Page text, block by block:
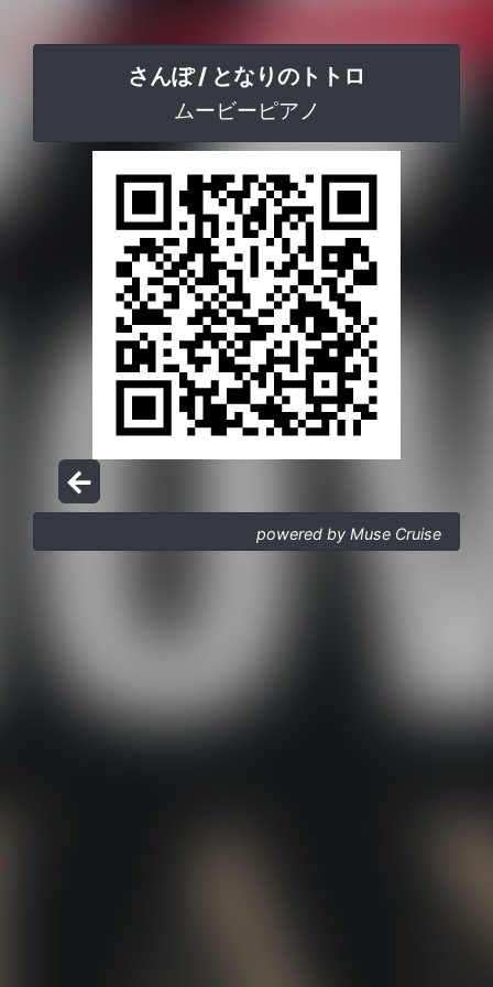
さんぽ / となりのトトロ
ムービーピアノ
powered by Muse Cruise